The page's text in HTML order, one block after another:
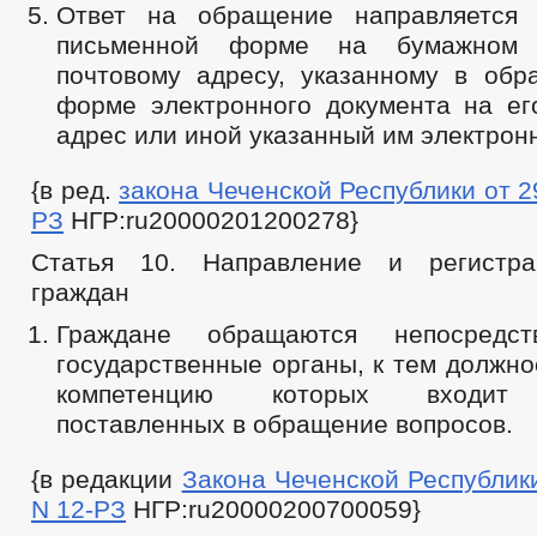
Ответ на обращение направляется
письменной форме на бумажном
почтовому адресу, указанному в
форме электронного документа на
адрес или иной указанный им
{в ред.закона Чеченской Республики от
РЗ НГР:ru20000201200278}
Статья 10. Направление и
граждан
Граждане обращаются
государственные органы, к тем
компетенцию которых входит
поставленных в обращение вопросов.
{в редакции Закона Чеченской
N 12-РЗ НГР:ru20000200700059}